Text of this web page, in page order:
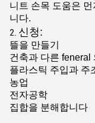
니트 손목 도움은
니다.
2. 신청:
뜰을 만들기
건축과 다른 feneral
플라스틱 주입과 주
농업
전자공학
집합을 분해합니다